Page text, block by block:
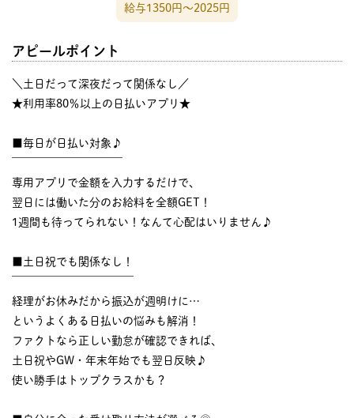
給与1350円〜2025円
アピールポイント
＼土日だって深夜だって関係なし／
★利用率80％以上の日払いアプリ★
■毎日が日払い対象♪
専用アプリで金額を入力するだけで、
翌日には働いた分のお給料を全額GET！
1週間も待ってられない！なんて心配はいりません♪
■土日祝でも関係なし！
経理がお休みだから振込が週明けに…
というよくある日払いの悩みも解消！
ファクトなら正しい勤怠が確認できれば、
土日祝やGW・年末年始でも翌日反映♪
使い勝手はトップクラスかも？